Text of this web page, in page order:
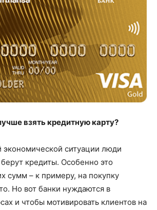
взять кредитную карту?
ситуации люди
кредиты. Особенно это
сумм – к примеру, на покупку
Но вот банки нуждаются в
и чтобы мотивировать клиентов на